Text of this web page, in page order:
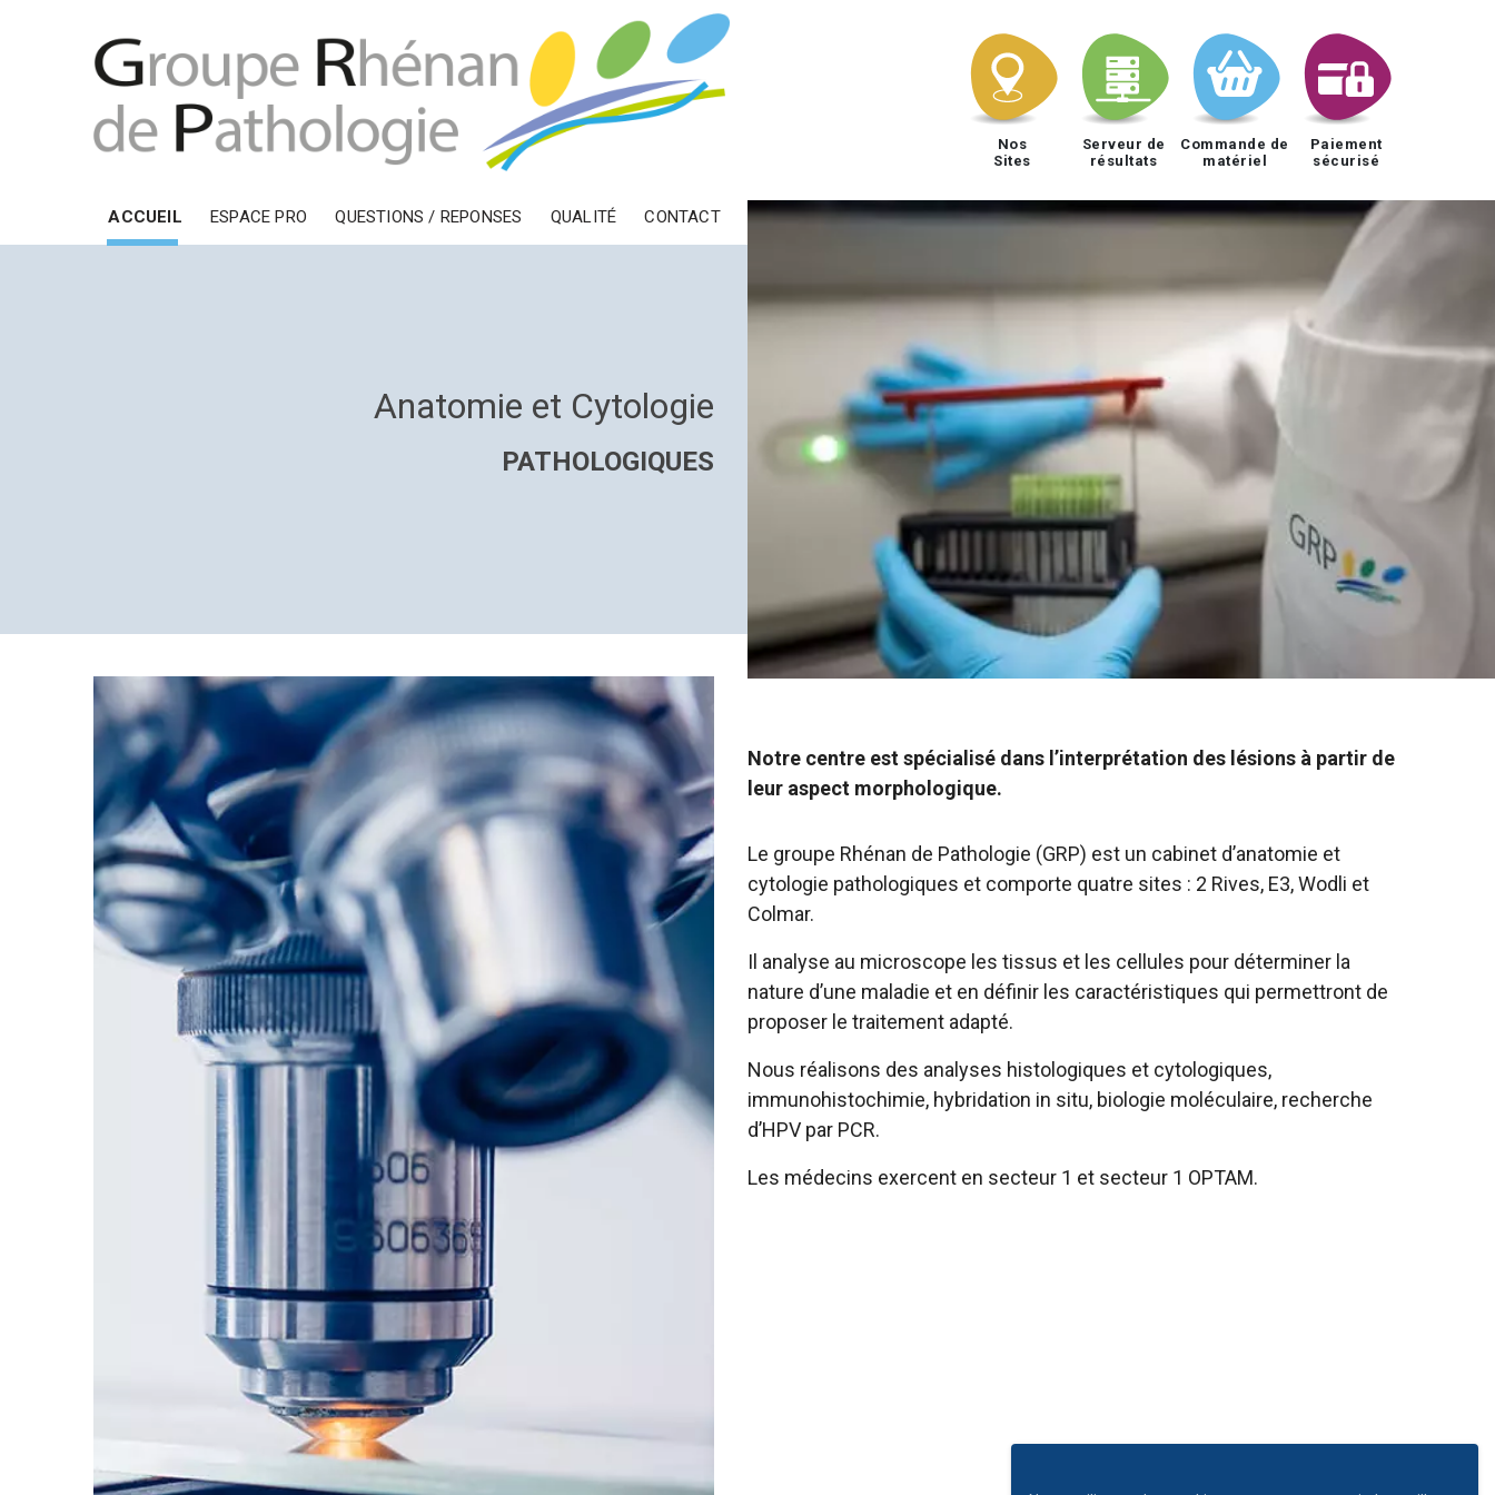
Nos
Sites
Serveur de
résultats
Commande de
matériel
Paiement
sécurisé
ACCUEIL ESPACE PRO QUESTIONS / REPONSES QUALITÉ CONTACT
Anatomie et Cytologie
PATHOLOGIQUES
Notre centre est spécialisé dans l’interprétation des lésions à partir de
leur aspect morphologique.
Le groupe Rhénan de Pathologie (GRP) est un cabinet d’anatomie et
cytologie pathologiques et comporte quatre sites : 2 Rives, E3, Wodli et
Colmar.
Il analyse au microscope les tissus et les cellules pour déterminer la
nature d’une maladie et en définir les caractéristiques qui permettront de
proposer le traitement adapté.
Nous réalisons des analyses histologiques et cytologiques,
immunohistochimie, hybridation in situ, biologie moléculaire, recherche
d’HPV par PCR.
Les médecins exercent en secteur 1 et secteur 1 OPTAM.